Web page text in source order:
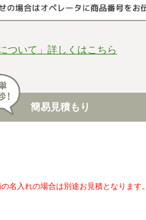
ついて」詳しくはこちら
簡易見積もり
名入れの場合は別途お見積となります。